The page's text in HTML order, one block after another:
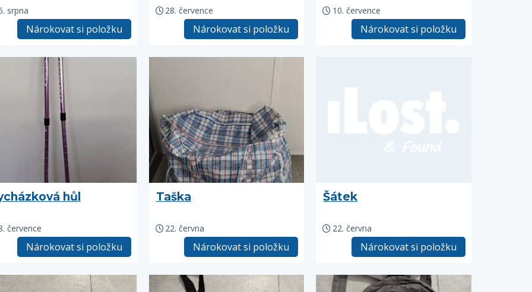
srpna
Nárokovat si položku
28. července
Nárokovat si položku
10. července
Nárokovat si položku
hůl
července
Nárokovat si položku
Taška
22. června
Nárokovat si položku
Šátek
22. června
Nárokovat si položku